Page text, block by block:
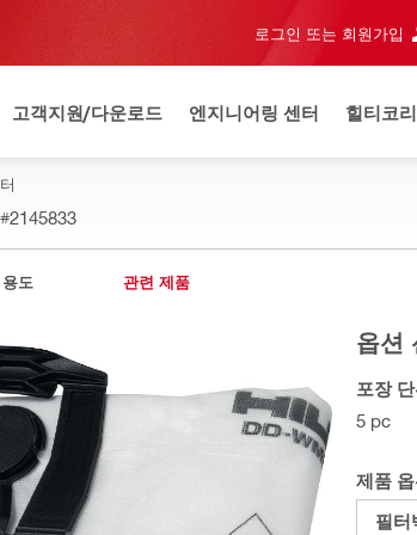
로그인 또는 회원가입
고객지원/다운로드 엔지니어링 센터 힐티코
#2145833
도 관련 제품
옵션
포장
5 pc
제품
필터